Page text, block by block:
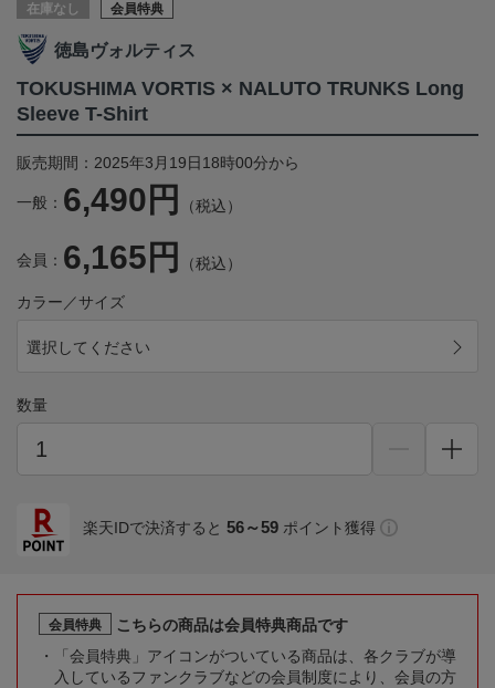
在庫なし 会員特典
徳島ヴォルティス
TOKUSHIMA VORTIS × NALUTO TRUNKS Long
Sleeve T-Shirt
販売期間：2025年3月19日18時00分から
一般： 6,490円 （税込）
会員： 6,165円 （税込）
カラー／サイズ
選択してください
数量
楽天IDで決済すると 56～59 ポイント獲得
会員特典
こちらの商品は会員特典商品です
「会員特典」アイコンがついている商品は、各クラブが導
入しているファンクラブなどの会員制度により、会員の方